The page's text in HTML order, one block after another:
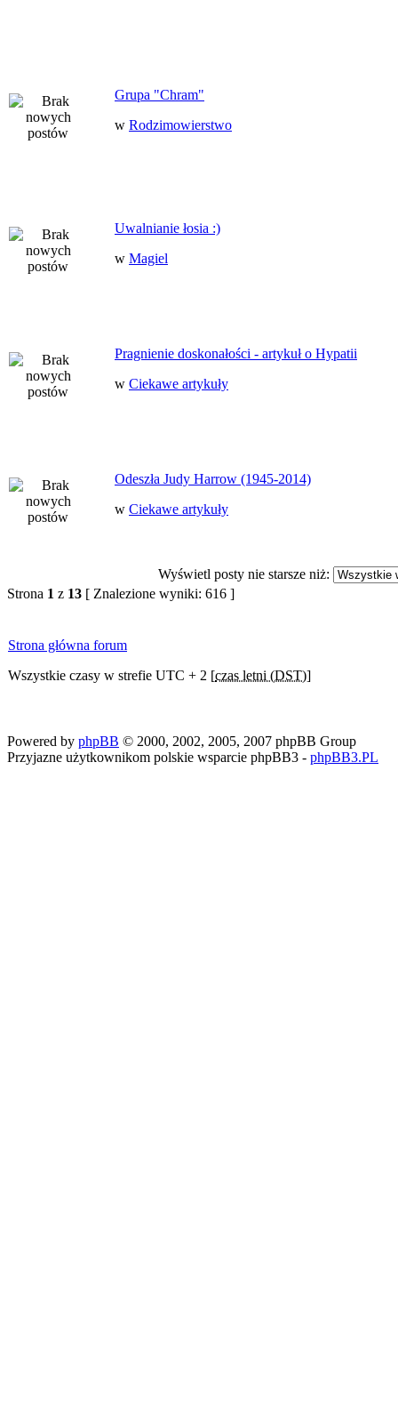
Grupa "Chram"
w Rodzimowierstwo
Uwalnianie łosia :)
w Magiel
Pragnienie doskonałości - artykuł o Hypatii
w Ciekawe artykuły
Odeszła Judy Harrow (1945-2014)
w Ciekawe artykuły
Wyświetl posty nie starsze niż:
Strona 1 z 13 [ Znalezione wyniki: 616 ]
Strona główna forum
Wszystkie czasy w strefie UTC + 2 [czas letni (DST)]
Powered by phpBB © 2000, 2002, 2005, 2007 phpBB Group
Przyjazne użytkownikom polskie wsparcie phpBB3 - phpBB3.PL